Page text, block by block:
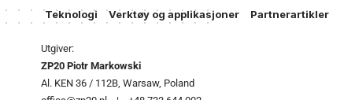
Teknologi
Verktøy og applikasjoner Partnerartikler
Utgiver:
ZP20 Piotr Markowski
Al. KEN 36 / 112B, Warsaw, Poland